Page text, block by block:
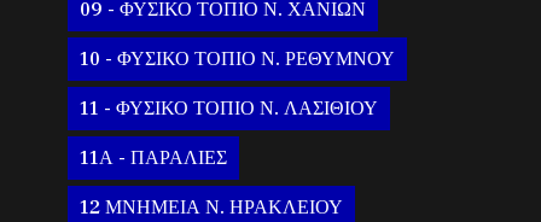
09 - ΦΥΣΙΚΟ ΤΟΠΙΟ Ν. ΧΑΝΙΩΝ
10 - ΦΥΣΙΚΟ ΤΟΠΙΟ Ν. ΡΕΘΥΜΝΟΥ
11 - ΦΥΣΙΚΟ ΤΟΠΙΟ Ν. ΛΑΣΙΘΙΟΥ
11Α - ΠΑΡΑΛΙΕΣ
12 ΜΝΗΜΕΙΑ Ν. ΗΡΑΚΛΕΙΟΥ